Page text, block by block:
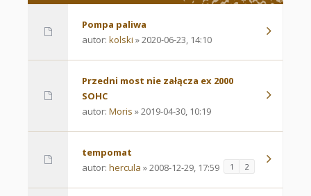
Pompa paliwa
autor: kolski » 2020-06-23, 14:10
Przedni most nie załącza ex 2000
SOHC
autor: Moris » 2019-04-30, 10:19
tempomat
autor: hercula » 2008-12-29, 17:59 1 2